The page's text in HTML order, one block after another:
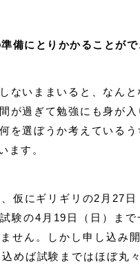
備にとりかかることがで
ないままいると、なんと
が過ぎて勉強にも身が入
を選ぼうか考えているう
ます。
仮にギリギリの2月27日
験の4月19日（日）まで
せん。しかし申し込み
めば試験まではほぼ丸